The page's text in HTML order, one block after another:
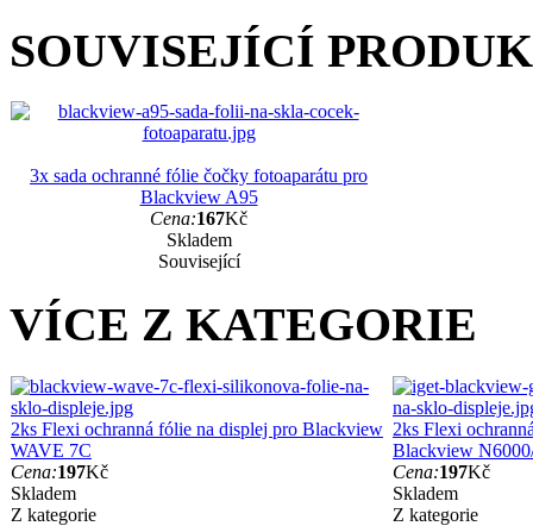
SOUVISEJÍCÍ
3x sada ochranné fólie čočky fotoaparátu pro
Blackview A95
Cena:167Kč
Skladem
Související
VÍCE Z KATEGORIE
2ks Flexi ochranná fólie na displej pro Blackview
WAVE 7C
Cena:197Kč
Skladem
Z kategorie
2ks Flexi
Blackview
Cena:197Kč
Skladem
Z kategorie